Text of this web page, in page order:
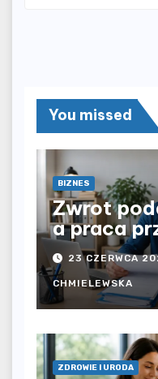
You missed
BIZNES
Zwrot
a praca
rozliczyć
dochodu?
23 CZERWCA
CHMIELEWSKA
ZDROWIE I URODA